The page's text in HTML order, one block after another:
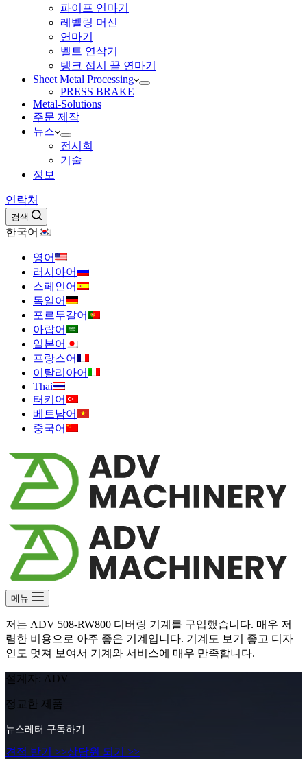
파이프 연마기
레벨링 머신
연마기
벨트 연삭기
탱크 접시 끝 연마기
Sheet Metal Processing
PRESS BRAKE
Metal-Solutions
주문 제작
뉴스
전시회
기술
정보
연락처
검색
한국어
영어
러시아어
스페인어
독일어
포르투갈어
아랍어
일본어
프랑스어
이탈리아어
Thai
터키어
베트남어
중국어
메뉴
저는 ADV 508-RW800 디버링 기계를 구입했습니다. 매우 저
렴한 비용으로 아주 좋은 기계입니다. 기계도 보기 좋고 디자
인도 멋져 보여서 기계와 서비스에 매우 만족합니다.
설계자: ADV
정교한 제품
뉴스레터 구독하기
견적 받기 >>상담원 되기 >>